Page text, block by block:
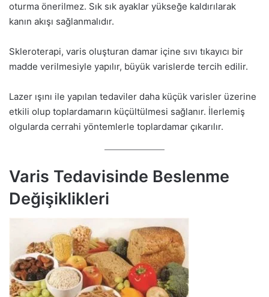
oturma önerilmez. Sık sık ayaklar yükseğe kaldırılarak
kanın akışı sağlanmalıdır.
Skleroterapi, varis oluşturan damar içine sıvı tıkayıcı bir
madde verilmesiyle yapılır, büyük varislerde tercih edilir.
Lazer ışını ile yapılan tedaviler daha küçük varisler üzerine
etkili olup toplardamarın küçültülmesi sağlanır. İlerlemiş
olgularda cerrahi yöntemlerle toplardamar çıkarılır.
Varis Tedavisinde Beslenme
Değişiklikleri